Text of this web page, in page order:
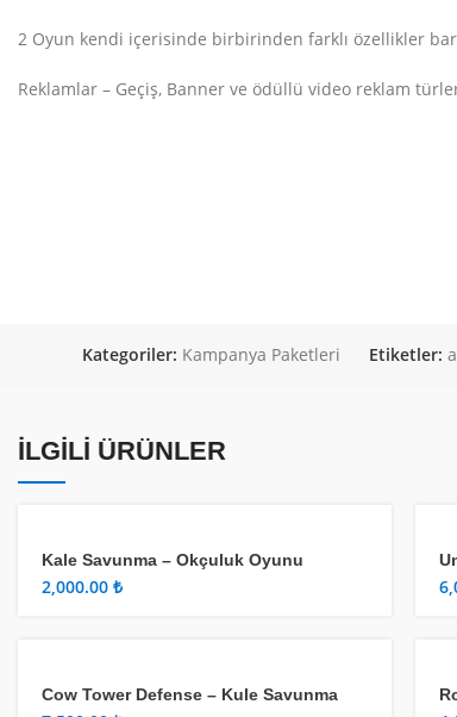
2 Oyun kendi içerisinde birbirinden farklı özellikler
Reklamlar – Geçiş, Banner ve ödüllü video reklam
Kategoriler: Kampanya Paketleri Etiketler:
İLGILI ÜRÜNLER
Kale Savunma – Okçuluk Oyunu
₺
Cow Tower Defense – Kule Savunma